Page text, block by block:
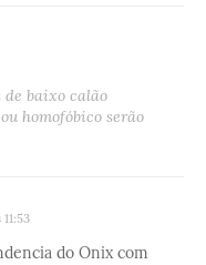
baixo calão
homofóbico serão
do Onix com